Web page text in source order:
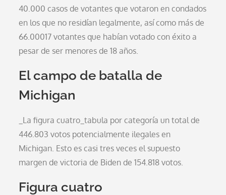
40.000 casos de votantes que votaron en condados
en los que no residían legalmente, así como más de
66.00017 votantes que habían votado con éxito a
pesar de ser menores de 18 años.
El campo de batalla de
Michigan
_La figura cuatro_tabula por categoría un total de
446.803 votos potencialmente ilegales en
Michigan. Esto es casi tres veces el supuesto
margen de victoria de Biden de 154.818 votos.
Figura cuatro